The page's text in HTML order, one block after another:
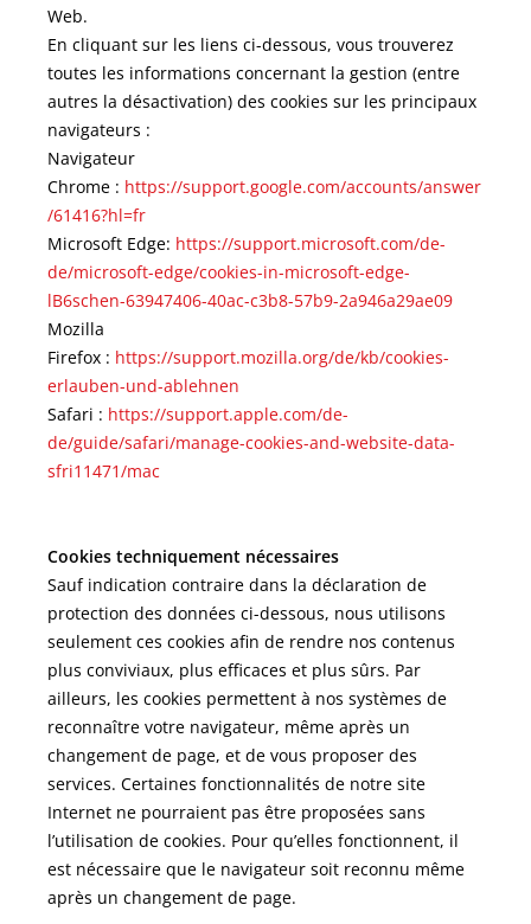
Web.
En cliquant sur les liens ci-dessous, vous trouverez
toutes les informations concernant la gestion (entre
autres la désactivation) des cookies sur les principaux
navigateurs :
Navigateur
Chrome : https://support.google.com/accounts/answer
/61416?hl=fr
Microsoft Edge: https://support.microsoft.com/de-
de/microsoft-edge/cookies-in-microsoft-edge-
lB6schen-63947406-40ac-c3b8-57b9-2a946a29ae09
Mozilla
Firefox : https://support.mozilla.org/de/kb/cookies-
erlauben-und-ablehnen
Safari : https://support.apple.com/de-
de/guide/safari/manage-cookies-and-website-data-
sfri11471/mac
Cookies techniquement nécessaires
Sauf indication contraire dans la déclaration de
protection des données ci-dessous, nous utilisons
seulement ces cookies afin de rendre nos contenus
plus conviviaux, plus efficaces et plus sûrs. Par
ailleurs, les cookies permettent à nos systèmes de
reconnaître votre navigateur, même après un
changement de page, et de vous proposer des
services. Certaines fonctionnalités de notre site
Internet ne pourraient pas être proposées sans
l’utilisation de cookies. Pour qu’elles fonctionnent, il
est nécessaire que le navigateur soit reconnu même
après un changement de page.